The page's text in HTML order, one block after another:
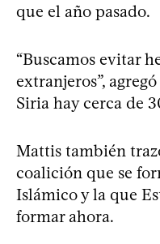
que el año pasado.
“Buscamos evitar
extranjeros”,
Siria hay cerca de
Mattis también
coalición que se
Islámico y la que
formar ahora.